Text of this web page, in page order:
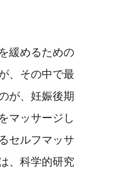
緩めるための
、その中で最
が、妊娠後期
マッサージし
セルフマッサ
、科学的研究